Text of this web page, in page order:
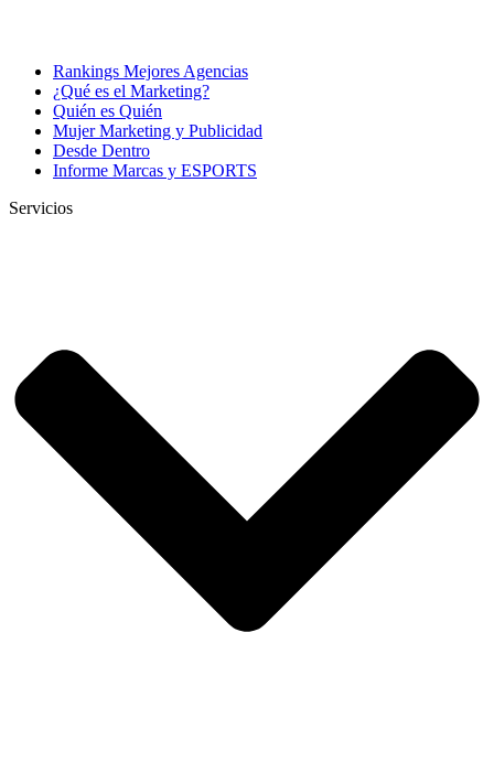
Rankings Mejores Agencias
¿Qué es el Marketing?
Quién es Quién
Mujer Marketing y Publicidad
Desde Dentro
Informe Marcas y ESPORTS
Servicios